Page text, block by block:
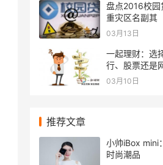
盘点2016校园
重灾区名副其
03月13日
一起理财：选
行、股票还是
03月10日
推荐文章
小帅iBox mini
时尚潮品